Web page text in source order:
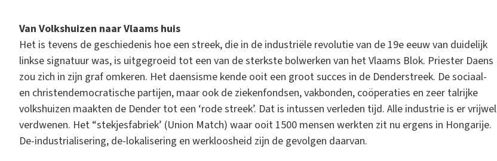
Van Volkshuizen naar Vlaams huis
Het is tevens de geschiedenis hoe een streek, die in de industriële revolutie van de 19e eeuw van duidelijk
linkse signatuur was, is uitgegroeid tot een van de sterkste bolwerken van het Vlaams Blok. Priester Daens
zou zich in zijn graf omkeren. Het daensisme kende ooit een groot succes in de Denderstreek. De sociaal-
en christendemocratische partijen, maar ook de ziekenfondsen, vakbonden, coöperaties en zeer talrijke
volkshuizen maakten de Dender tot een ‘rode streek’. Dat is intussen verleden tijd. Alle industrie is er vrijwel
verdwenen. Het “stekjesfabriek’ (Union Match) waar ooit 1500 mensen werkten zit nu ergens in Hongarije.
De-industrialisering, de-lokalisering en werkloosheid zijn de gevolgen daarvan.